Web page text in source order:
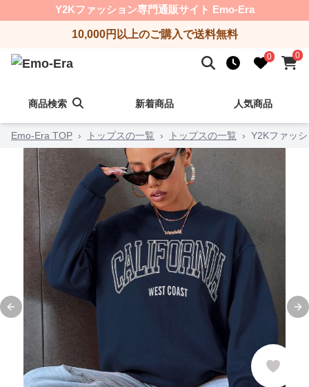
Y2Kファッション専門通販サイト Emo-Era
10,000円以上のご購入で送料無料
0 0
商品検索 新着商品 人気商品
Emo-Era TOP › トップスの一覧 › トップスの一覧 › Y2Kファッ
Previous slide